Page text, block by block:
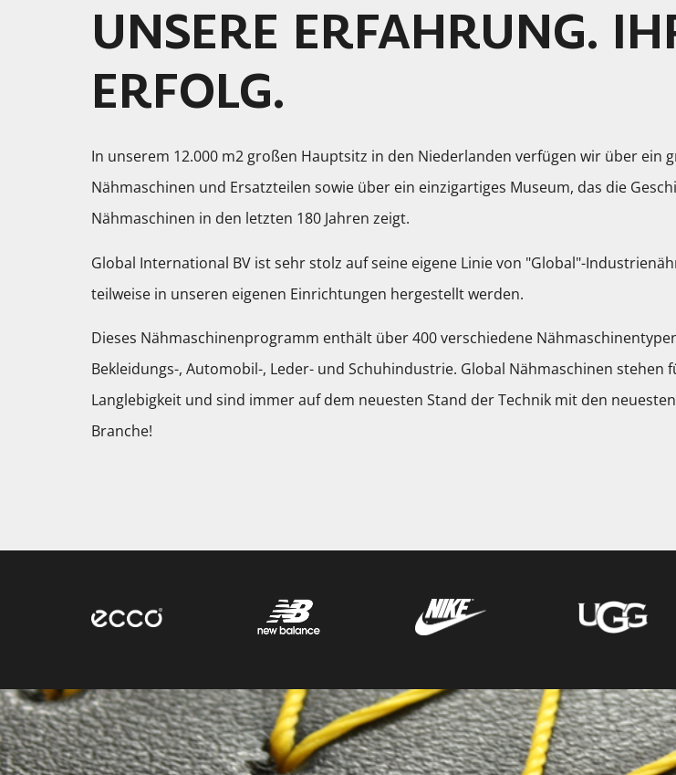
UNSERE ERFAHRUNG.
ERFOLG.
In unserem 12.000 m2 großen Hauptsitz in den Niederlanden verfügen wir über ein
Nähmaschinen und Ersatzteilen sowie über ein einzigartiges Museum, das die
Nähmaschinen in den letzten 180 Jahren zeigt.
Global International BV ist sehr stolz auf seine eigene Linie von "Global"-
teilweise in unseren eigenen Einrichtungen hergestellt werden.
Dieses Nähmaschinenprogramm enthält über 400 verschiedene
Bekleidungs-, Automobil-, Leder- und Schuhindustrie. Global Nähmaschinen stehen
Langlebigkeit und sind immer auf dem neuesten Stand der Technik mit den
Branche!